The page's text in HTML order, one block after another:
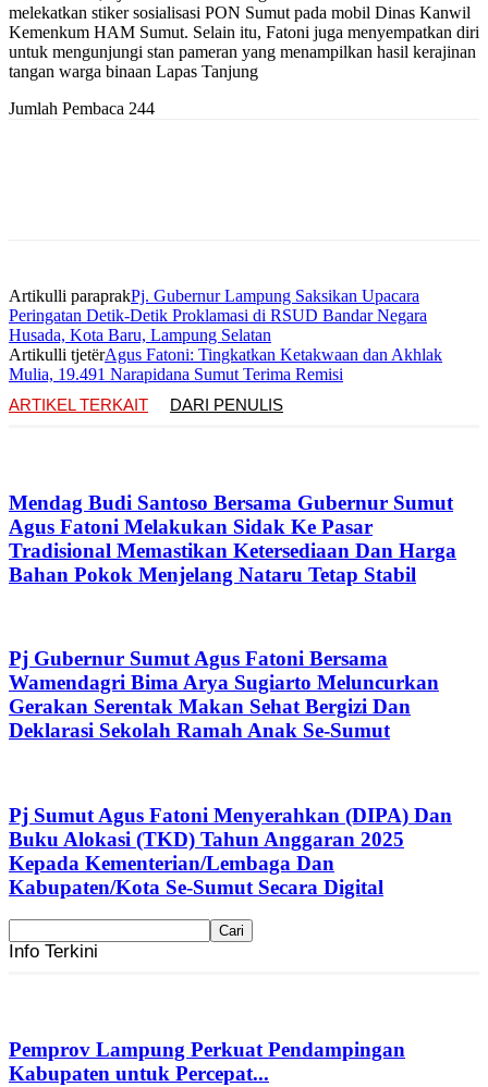
melekatkan stiker sosialisasi PON Sumut pada mobil Dinas Kanwil
Kemenkum HAM Sumut. Selain itu, Fatoni juga menyempatkan diri
untuk mengunjungi stan pameran yang menampilkan hasil kerajinan
tangan warga binaan Lapas Tanjung
Jumlah Pembaca 244
Artikulli paraprakPj. Gubernur Lampung Saksikan Upacara
Peringatan Detik-Detik Proklamasi di RSUD Bandar Negara
Husada, Kota Baru, Lampung Selatan
Artikulli tjetërAgus Fatoni: Tingkatkan Ketakwaan dan Akhlak
Mulia, 19.491 Narapidana Sumut Terima Remisi
ARTIKEL TERKAIT
DARI PENULIS
Mendag Budi Santoso Bersama Gubernur Sumut
Agus Fatoni Melakukan Sidak Ke Pasar
Tradisional Memastikan Ketersediaan Dan Harga
Bahan Pokok Menjelang Nataru Tetap Stabil
Pj Gubernur Sumut Agus Fatoni Bersama
Wamendagri Bima Arya Sugiarto Meluncurkan
Gerakan Serentak Makan Sehat Bergizi Dan
Deklarasi Sekolah Ramah Anak Se-Sumut
Pj Sumut Agus Fatoni Menyerahkan (DIPA) Dan
Buku Alokasi (TKD) Tahun Anggaran 2025
Kepada Kementerian/Lembaga Dan
Kabupaten/Kota Se-Sumut Secara Digital
Info Terkini
Pemprov Lampung Perkuat Pendampingan
Kabupaten untuk Percepat...